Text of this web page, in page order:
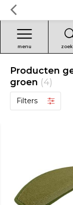
menu
Producten
groen (4)
Filters